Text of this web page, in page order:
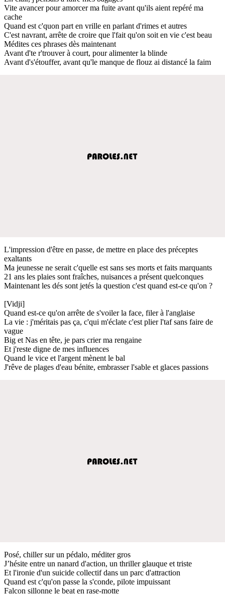
Vite avancer pour amorcer ma fuite avant qu'ils aient repéré ma
cache
Quand est c'quon part en vrille en parlant d'rimes et autres
C'est navrant, arrête de croire que l'fait qu'on soit en vie c'est beau
Médites ces phrases dès maintenant
Avant d'te r'trouver à court, pour alimenter la blinde
Avant d's'étouffer, avant qu'le manque de flouz ai distancé la faim
L'impression d'être en passe, de mettre en place des préceptes
exaltants
Ma jeunesse ne serait c'quelle est sans ses morts et faits marquants
21 ans les plaies sont fraîches, nuisances a présent quelconques
Maintenant les dés sont jetés la question c'est quand est-ce qu'on ?
[Vidji]
Quand est-ce qu'on arrête de s'voiler la face, filer à l'anglaise
La vie : j'méritais pas ça, c'qui m'éclate c'est plier l'taf sans faire de
vague
Big et Nas en tête, je pars crier ma rengaine
Et j'reste digne de mes influences
Quand le vice et l'argent mènent le bal
J'rêve de plages d'eau bénite, embrasser l'sable et glaces passions
Posé, chiller sur un pédalo, méditer gros
J’hésite entre un nanard d'action, un thriller glauque et triste
Et l'ironie d'un suicide collectif dans un parc d'attraction
Quand est c'qu'on passe la s'conde, pilote impuissant
Falcon sillonne le beat en rase-motte